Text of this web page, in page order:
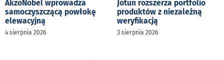
AkzoNobel wprowadza
samoczyszczącą powłokę
elewacyjną
4 sierpnia 2026
Jotun rozszerza portfolio
produktów z niezależną
weryfikacją
3 sierpnia 2026